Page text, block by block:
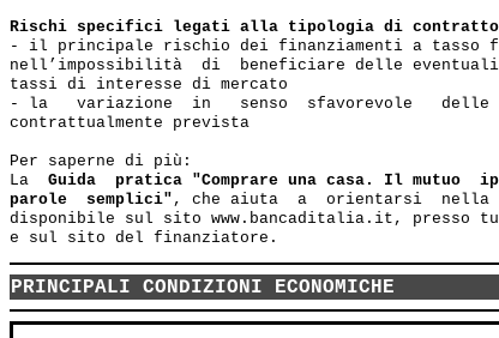
Rischi specifici legati alla tipologia di contratto
- il principale rischio dei finanziamenti a tasso
nell’impossibilità  di  beneficiare delle
tassi di interesse di mercato
- la   variazione  in   senso  sfavorevole   delle
contrattualmente prevista
Per saperne di più:
La Guida  pratica "Comprare una casa. Il mutuo
parole  semplici" , che aiuta  a  orientarsi  nella
disponibile sul sito www.bancaditalia.it,
PRINCIPALI CONDIZIONI ECONOMICHE